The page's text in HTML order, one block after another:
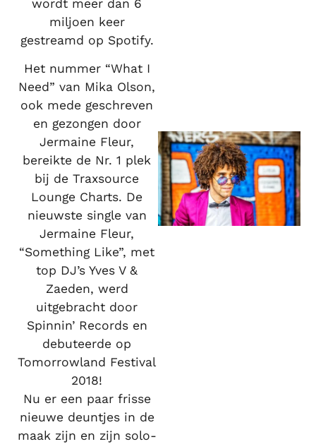
wordt meer dan 6
miljoen keer
gestreamd op Spotify.
Het nummer “What I
Need” van Mika Olson,
ook mede geschreven
en gezongen door
Jermaine Fleur,
bereikte de Nr. 1 plek
bij de Traxsource
Lounge Charts. De
nieuwste single van
Jermaine Fleur,
“Something Like”, met
top DJ’s Yves V &
Zaeden, werd
uitgebracht door
Spinnin’ Records en
debuteerde op
Tomorrowland Festival
2018!
Nu er een paar frisse
nieuwe deuntjes in de
maak zijn en zijn solo-